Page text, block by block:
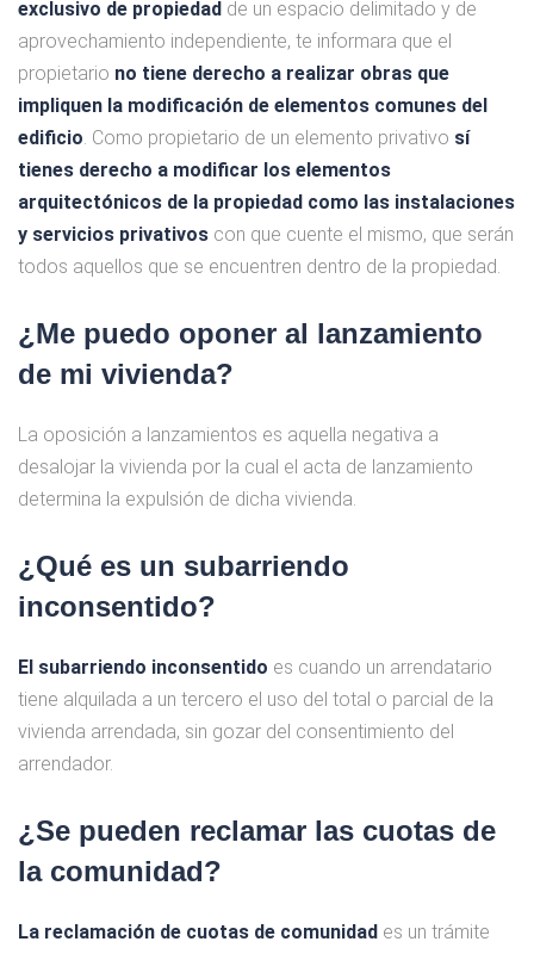
exclusivo de propiedad de un espacio delimitado y de
aprovechamiento independiente, te informara que el
propietario no tiene derecho a realizar obras que
impliquen la modificación de elementos comunes del
edificio. Como propietario de un elemento privativo sí
tienes derecho a modificar los elementos
arquitectónicos de la propiedad como las instalaciones
y servicios privativos con que cuente el mismo, que serán
todos aquellos que se encuentren dentro de la propiedad.
¿Me puedo oponer al lanzamiento
de mi vivienda?
La oposición a lanzamientos es aquella negativa a
desalojar la vivienda por la cual el acta de lanzamiento
determina la expulsión de dicha vivienda.
¿Qué es un subarriendo
inconsentido?
El subarriendo inconsentido es cuando un arrendatario
tiene alquilada a un tercero el uso del total o parcial de la
vivienda arrendada, sin gozar del consentimiento del
arrendador.
¿Se pueden reclamar las cuotas de
la comunidad?
La reclamación de cuotas de comunidad es un trámite